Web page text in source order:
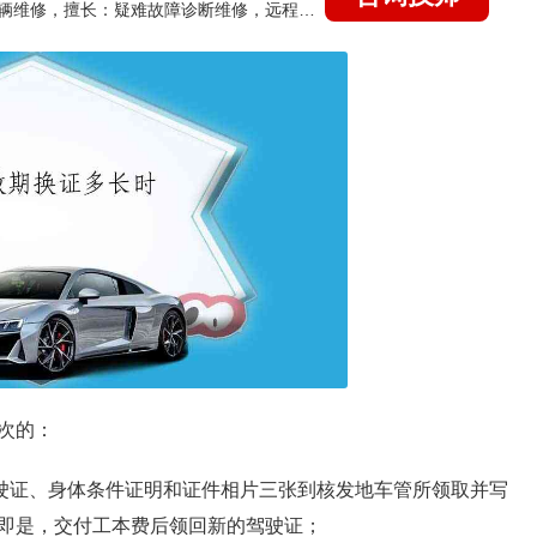
的：
、身体条件证明和证件相片三张到核发地车管所领取并写
是，交付工本费后领回新的驾驶证；